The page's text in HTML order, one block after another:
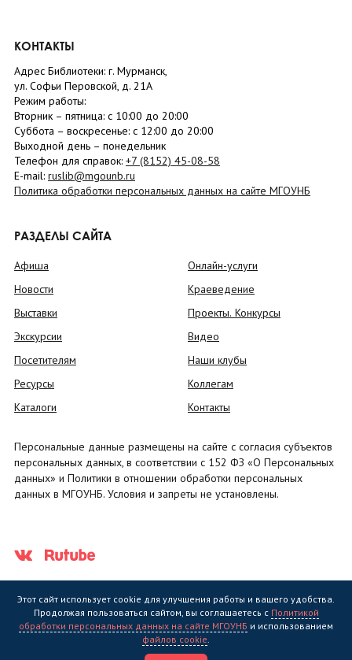
КОНТАКТЫ
Адрес Библиотеки: г. Мурманск,
ул. Софьи Перовской, д. 21А
Режим работы:
Вторник – пятница: с 10:00 до 20:00
Суббота – воскресенье: c 12:00 до 20:00
Выходной день – понедельник
Телефон для справок: +7 (8152) 45-08-58
E-mail: ruslib@mgounb.ru
Политика обработки персональных данных на сайте МГОУНБ
РАЗДЕЛЫ САЙТА
Афиша
Новости
Выставки
Экскурсии
Посетителям
Ресурсы
Каталоги
Онлайн-услуги
Краеведение
Проекты. Конкурсы
Видео
Наши клубы
Коллегам
Контакты
Персональные данные размещены на сайте с согласия субъектов
персональных данных, в соответствии с 152 ФЗ «О Персональных
данных» и Политики в отношении обработки персональных
данных в МГОУНБ. Условия и запреты не установлены.
Государственное областное бюджетное учреждение культуры
Этот сайт использует cookie для улучшения работы и вашего удобства.
Продолжая пользоваться сайтом, вы соглашаетесь с Политикой
обработки персональных данных на сайте МГОУНБ и использованием
файлов cookie.